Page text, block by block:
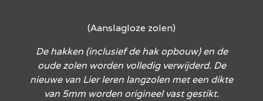
(Aanslagloze zolen)
De hakken (inclusief de hak opbouw) en de
oude zolen worden volledig verwijderd. De
nieuwe van Lier leren langzolen met een dikte
van 5mm worden origineel vast gestikt.